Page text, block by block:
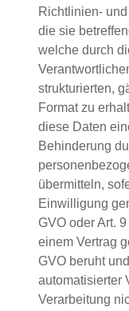
Richtlinien-
die sie
welche durch
strukturierten,
Format zu
diese Daten
Behinderung
übermitteln,
Einwilligung
GVO oder Art.
einem Vertrag
GVO beruht
automatisierter
Verarbeitung